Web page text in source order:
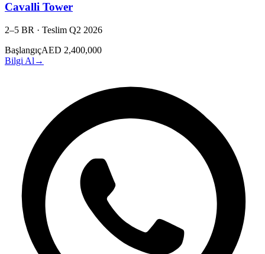
Cavalli Tower
2–5 BR · Teslim Q2 2026
BaşlangıçAED 2,400,000
Bilgi Al →